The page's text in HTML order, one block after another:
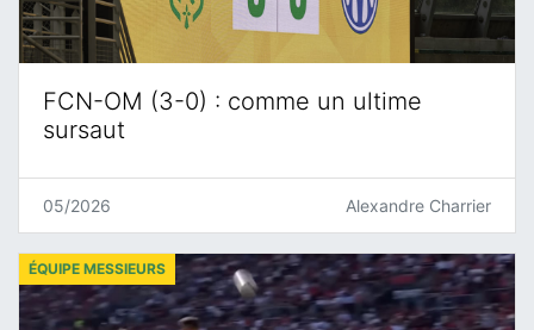
FCN-OM (3-0) : comme un ultime
sursaut
05/2026 Alexandre Charrier
ÉQUIPE MESSIEURS